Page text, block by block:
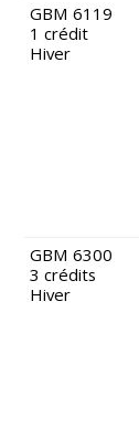
GBM 6119
1 crédit
Hiver
GBM 6300
3 crédits
Hiver